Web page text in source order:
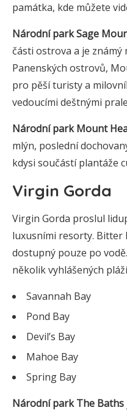
památka, kde můžete
Národní park Sage
části ostrova a je známý
Panenských ostrovů,
pro pěší turisty a
vedoucími deštnými
Národní park Mount
mlýn, poslední
kdysi součástí plantáže
Virgin Gorda
Virgin Gorda proslul
luxusními resorty. Bitter
dostupný pouze po
několik vyhlášených
Savannah Bay
Pond Bay
Devil’s Bay
Mahoe Bay
Spring Bay
Národní park The Baths